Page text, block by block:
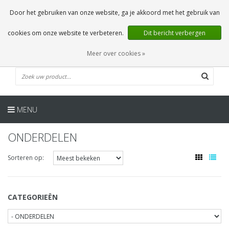
0 Artikelen
NL
MENU
ONDERDELEN
Sorteren op:
CATEGORIEËN
Door het gebruiken van onze website, ga je akkoord met het gebruik van
cookies om onze website te verbeteren. Dit bericht verbergen
Meer over cookies »